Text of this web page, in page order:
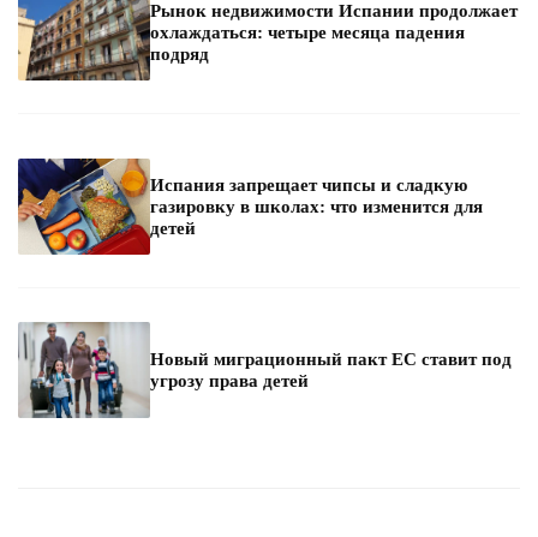
Рынок недвижимости Испании продолжает
охлаждаться: четыре месяца падения
подряд
Испания запрещает чипсы и сладкую
газировку в школах: что изменится для
детей
Новый миграционный пакт ЕС ставит под
угрозу права детей